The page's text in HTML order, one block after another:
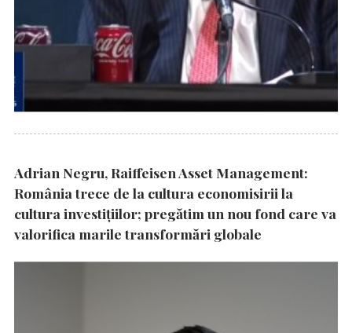
Adrian Negru, Raiffeisen Asset Management:
România trece de la cultura economisirii la
cultura investițiilor; pregătim un nou fond care va
valorifica marile transformări globale